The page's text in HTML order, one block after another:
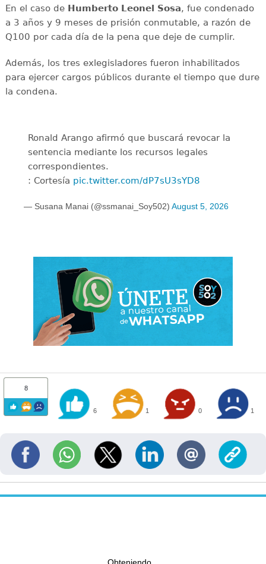
En el caso de Humberto Leonel Sosa, fue condenado
a 3 años y 9 meses de prisión conmutable, a razón de
Q100 por cada día de la pena que deje de cumplir.
Además, los tres exlegisladores fueron inhabilitados
para ejercer cargos públicos durante el tiempo que dure
la condena.
Ronald Arango afirmó que buscará revocar la
sentencia mediante los recursos legales
correspondientes.
: Cortesía pic.twitter.com/dP7sU3sYD8
— Susana Manai (@ssmanai_Soy502) August 5, 2026
8
6 1 0 1
Obteniendo...